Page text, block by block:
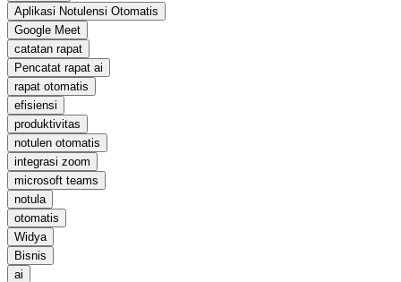
Aplikasi Notulensi Otomatis
Google Meet
catatan rapat
Pencatat rapat ai
rapat otomatis
efisiensi
produktivitas
notulen otomatis
integrasi zoom
microsoft teams
notula
otomatis
Widya
Bisnis
ai